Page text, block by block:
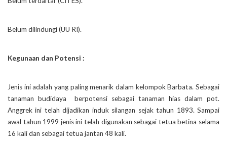
Belum dilindungi (UU RI).
Kegunaan dan Potensi :
Jenis ini adalah yang paling menarik dalam kelompok Barbata. Sebagai
tanaman budidaya berpotensi sebagai tanaman hias dalam pot.
Anggrek ini telah dijadikan induk silangan sejak tahun 1893. Sampai
awal tahun 1999 jenis ini telah digunakan sebagai tetua betina selama
16 kali dan sebagai tetua jantan 48 kali.